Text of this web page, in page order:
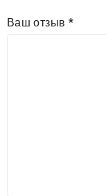
Ваш отзыв *